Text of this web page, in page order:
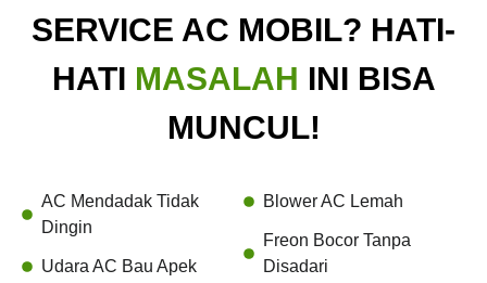
SERVICE AC MOBIL? HATI-
HATI MASALAH INI BISA
MUNCUL!
AC Mendadak Tidak
Dingin
Udara AC Bau Apek
Blower AC Lemah
Freon Bocor Tanpa
Disadari